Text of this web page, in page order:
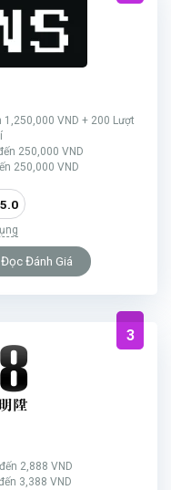
VND + 200 Lượt
250,000 VND
250,000 VND
5.0
Đọc Đánh Giá
3
2,888 VND
3,388 VND